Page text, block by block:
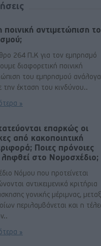
ποινική αντιμετώπιση
264 Π.Κ για τον εμπρησμό
διαφορετική ποινική
του εμπρησμού ανάλογα
την έκταση του κινδύνου..
»
επαρκώς οι
από κακοποιητική
Ποιες πρόνοιες
ληφθεί στο Νομοσχέδιο;
Νόμου που προτείνεται
αντικειμενικά κριτήρια
γονικής μέριμνας,
περιλαμβάνεται και η
»